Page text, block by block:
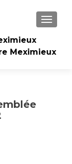
Meximieux